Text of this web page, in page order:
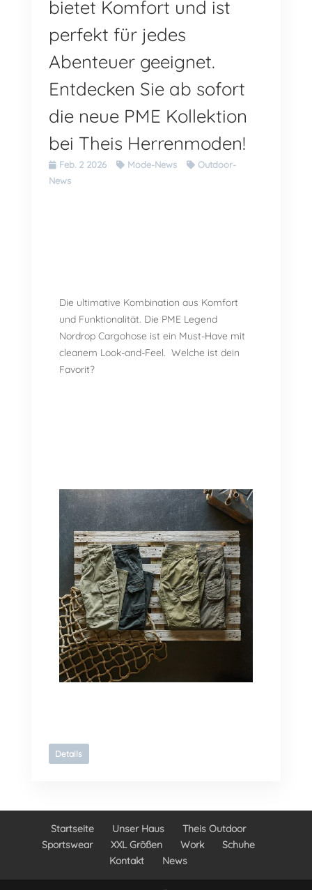
bietet Komfort und ist
perfekt für jedes
Abenteuer geeignet.
Entdecken Sie ab sofort
die neue PME Kollektion
bei Theis Herrenmoden!
Feb. 2 2026 Mode-News
Outdoor-
News
Die ultimative Kombination aus Komfort
und Funktionalität. Die PME Legend
Nordrop Cargohose ist ein Must-Have mit
cleanem Look-and-Feel. Welche ist dein
Favorit?
Details
Startseite Unser Haus
Theis Outdoor
Sportswear
XXL Größen Work
Schuhe
Kontakt
News